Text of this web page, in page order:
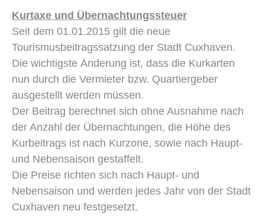
Kurtaxe und Übernachtungssteuer
Seit dem 01.01.2015 gilt die neue
Tourismusbeitragssatzung der Stadt Cuxhaven.
Die wichtigste Änderung ist, dass die Kurkarten
nun durch die Vermieter bzw. Quartiergeber
ausgestellt werden müssen.
Der Beitrag berechnet sich ohne Ausnahme nach
der Anzahl der Übernachtungen, die Höhe des
Kurbeitrags ist nach Kurzone, sowie nach Haupt-
und Nebensaison gestaffelt.
Die Preise richten sich nach Haupt- und
Nebensaison und werden jedes Jahr von der Stadt
Cuxhaven neu festgesetzt.